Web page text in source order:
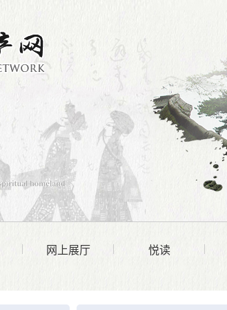
网上展厅 悦读